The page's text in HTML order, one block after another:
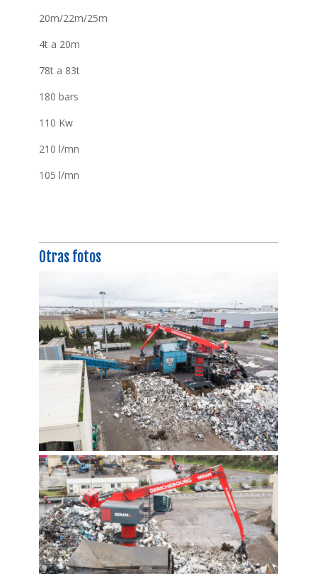
20m/22m/25m
4t a 20m
78t a 83t
180 bars
110 Kw
210 l/mn
105 l/mn
Otras fotos